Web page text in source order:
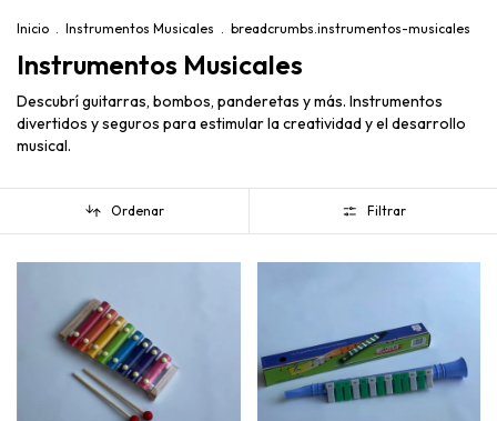
Inicio . Instrumentos Musicales . breadcrumbs.instrumentos-musicales
Instrumentos Musicales
Descubrí guitarras, bombos, panderetas y más. Instrumentos
divertidos y seguros para estimular la creatividad y el desarrollo
musical.
Ordenar Filtrar